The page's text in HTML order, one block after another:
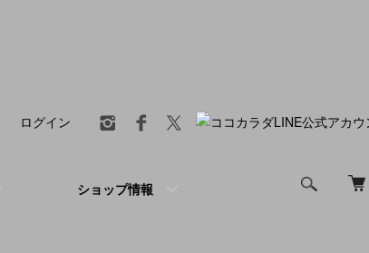
ショップ情報
ログイン